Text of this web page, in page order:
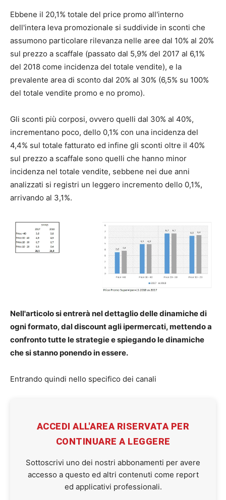
Ebbene il 20,1% totale del price promo all'interno
dell'intera leva promozionale si suddivide in sconti che
assumono particolare rilevanza nelle aree dal 10% al 20%
sul prezzo a scaffale (passato dal 5,9% del 2017 al 6,1%
del 2018 come incidenza del totale vendite), e la
prevalente area di sconto dal 20% al 30% (6,5% su 100%
del totale vendite promo e no promo).
Gli sconti più corposi, ovvero quelli dal 30% al 40%,
incrementano poco, dello 0,1% con una incidenza del
4,4% sul totale fatturato ed infine gli sconti oltre il 40%
sul prezzo a scaffale sono quelli che hanno minor
incidenza nel totale vendite, sebbene nei due anni
analizzati si registri un leggero incremento dello 0,1%,
arrivando al 3,1%.
Nell'articolo si entrerà nel dettaglio delle dinamiche di
ogni formato, dal discount agli ipermercati, mettendo a
confronto tutte le strategie e spiegando le dinamiche
che si stanno ponendo in essere.
Entrando quindi nello specifico dei canali
ACCEDI ALL'AREA RISERVATA PER
CONTINUARE A LEGGERE
Sottoscrivi uno dei nostri abbonamenti per avere
accesso a questo ed altri contenuti come report
ed applicativi professionali.